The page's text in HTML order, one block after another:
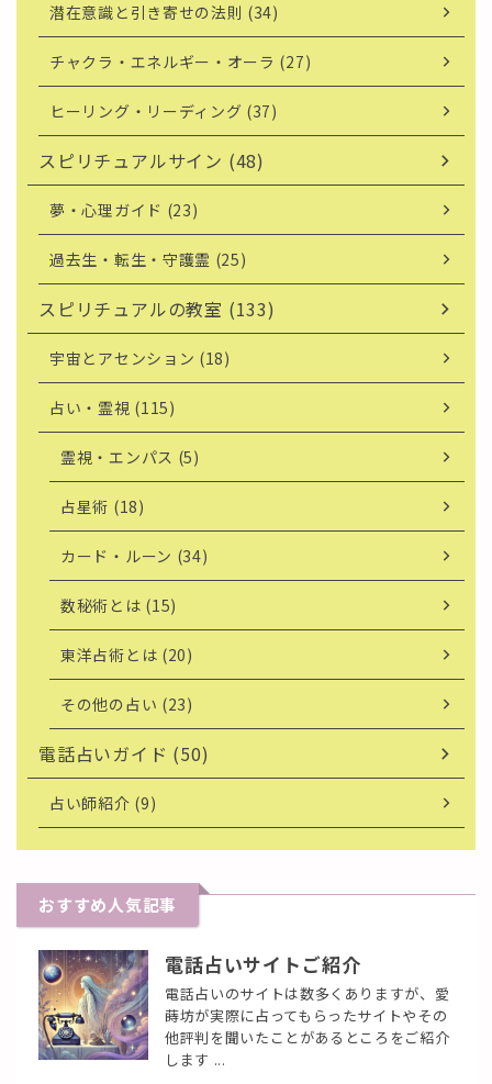
潜在意識と引き寄せの法則 (34)
チャクラ・エネルギー・オーラ (27)
ヒーリング・リーディング (37)
スピリチュアルサイン (48)
夢・心理ガイド (23)
過去生・転生・守護霊 (25)
スピリチュアルの教室 (133)
宇宙とアセンション (18)
占い・霊視 (115)
霊視・エンパス (5)
占星術 (18)
カード・ルーン (34)
数秘術とは (15)
東洋占術とは (20)
その他の占い (23)
電話占いガイド (50)
占い師紹介 (9)
おすすめ人気記事
電話占いサイトご紹介
電話占いのサイトは数多くありますが、愛
蒔坊が実際に占ってもらったサイトやその
他評判を聞いたことがあるところをご紹介
します ...